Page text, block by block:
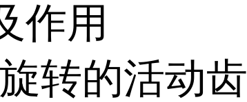
作用
转的活动齿